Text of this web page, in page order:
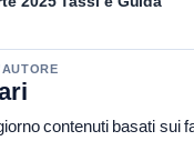
contenuti basati sui